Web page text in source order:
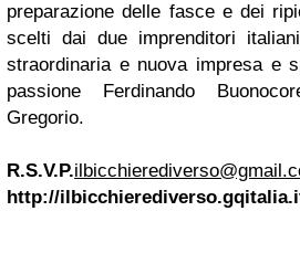
preparazione delle fasce e dei
scelti dai due imprenditori
straordinaria e nuova impresa e
passione Ferdinando
Gregorio.
R.S.V.P.
http://